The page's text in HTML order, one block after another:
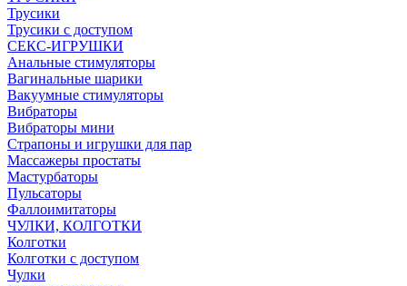
Трусики
Трусики с доступом
СЕКС-ИГРУШКИ
Анальные стимуляторы
Вагинальные шарики
Вакуумные стимуляторы
Вибраторы
Вибраторы мини
Страпоны и игрушки для пар
Массажеры простаты
Мастурбаторы
Пульсаторы
Фаллоимитаторы
ЧУЛКИ, КОЛГОТКИ
Колготки
Колготки с доступом
Чулки